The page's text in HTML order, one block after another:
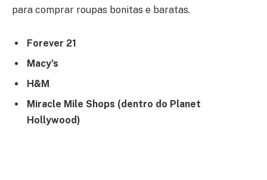
para comprar roupas bonitas e baratas.
Forever 21
Macy’s
H&M
Miracle Mile Shops (dentro do Planet
Hollywood)